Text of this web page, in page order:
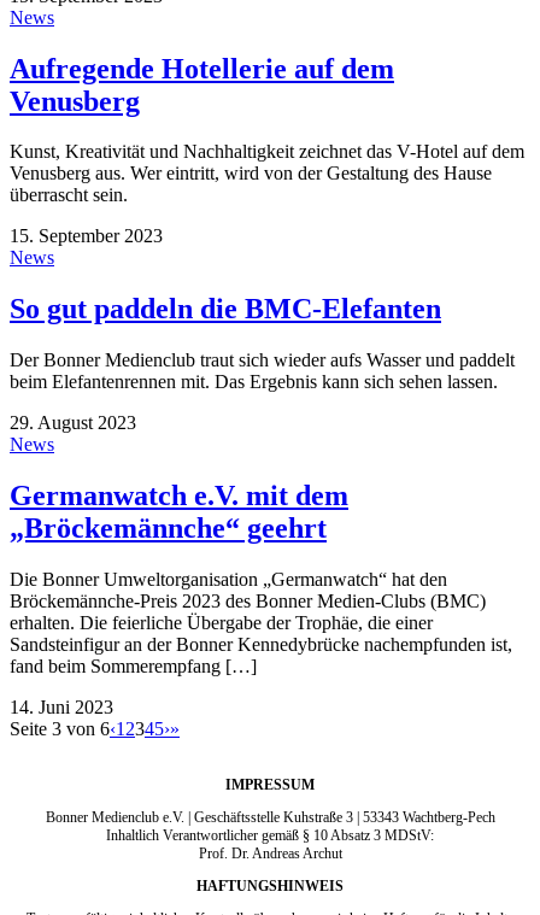
News
Aufregende Hotellerie auf dem
Venusberg
Kunst, Kreativität und Nachhaltigkeit zeichnet das V-Hotel auf dem
Venusberg aus. Wer eintritt, wird von der Gestaltung des Hause
überrascht sein.
15. September 2023
News
So gut paddeln die BMC-Elefanten
Der Bonner Medienclub traut sich wieder aufs Wasser und paddelt
beim Elefantenrennen mit. Das Ergebnis kann sich sehen lassen.
29. August 2023
News
Germanwatch e.V. mit dem
„Bröckemännche“ geehrt
Die Bonner Umweltorganisation „Germanwatch“ hat den
Bröckemännche-Preis 2023 des Bonner Medien-Clubs (BMC)
erhalten. Die feierliche Übergabe der Trophäe, die einer
Sandsteinfigur an der Bonner Kennedybrücke nachempfunden ist,
fand beim Sommerempfang […]
14. Juni 2023
Seite 3 von 6‹1 2345›»
IMPRESSUM
Bonner Medienclub e.V. | Geschäftsstelle Kuhstraße 3 | 53343 Wachtberg-Pech
Inhaltlich Verantwortlicher gemäß § 10 Absatz 3 MDStV:
Prof. Dr. Andreas Archut
HAFTUNGSHINWEIS